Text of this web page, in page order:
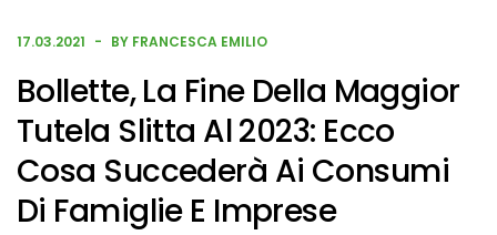
17.03.2021 BY FRANCESCA EMILIO
Bollette, La Fine Della Maggior
Tutela Slitta Al 2023: Ecco
Cosa Succederà Ai Consumi
Di Famiglie E Imprese